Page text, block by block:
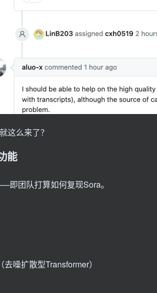
这么来了？
能
团队打算如何复现Sora。
噪扩散型Transformer）